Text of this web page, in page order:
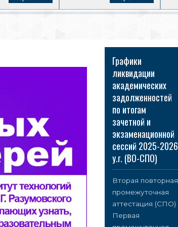
Графики
ликвидации
академических
задолженностей
по итогам
зачетной и
экзаменационной
сессий 2025-2026
у.г. (ВО-СПО)
Вторая повторная
промежуточная
аттестация (СПО)
Первая